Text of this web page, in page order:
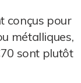
conçus pour
métalliques,
sont plutôt